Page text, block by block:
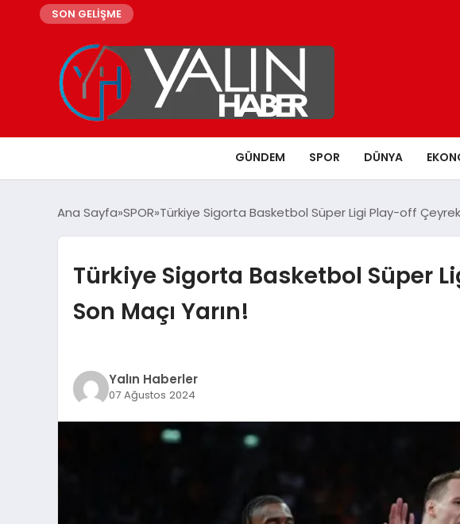
SON GELİŞME
GÜNDEM SPOR DÜNYA
Ana Sayfa SPOR Türkiye Sigorta Basketbol Süper Ligi Play-off Çeyrek
Türkiye Sigorta Basketbol Süper
Son Maçı Yarın!
Yalın Haberler
07 Ağustos 2024